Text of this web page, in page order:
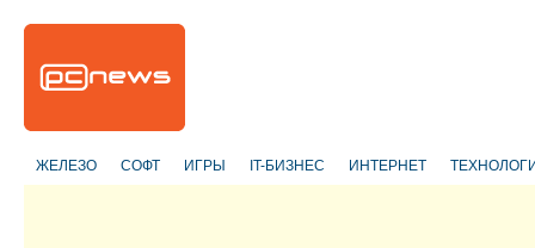
ЖЕЛЕЗО СОФТ ИГРЫ IT-БИЗНЕС ИНТЕРНЕТ